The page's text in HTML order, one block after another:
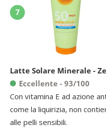
7
Latte Solare Minerale -
Eccellente - 93/100
Con vitamina E ad azione
come la liquirizia, non
alle pelli sensibili.